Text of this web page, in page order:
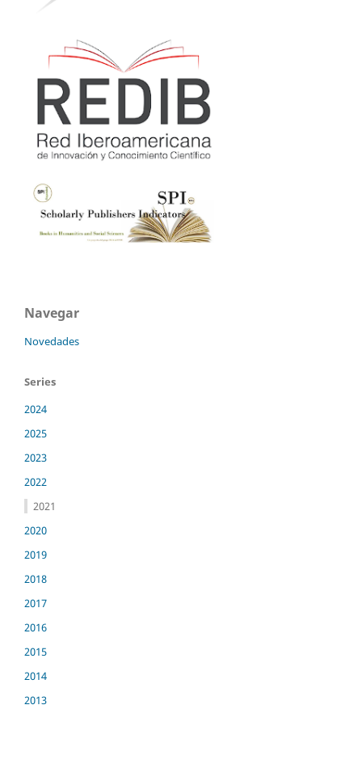
Navegar
Novedades
Series
2024
2025
2023
2022
2021
2020
2019
2018
2017
2016
2015
2014
2013